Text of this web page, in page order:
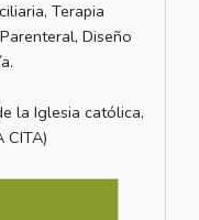
Terapia
Diseño
la Iglesia católica,
CITA)